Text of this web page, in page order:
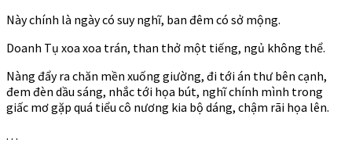
Này chính là ngày có suy nghĩ, ban đêm có sở mộng.
Doanh Tụ xoa xoa trán, than thở một tiếng, ngủ không thể.
Nàng đẩy ra chăn mền xuống giường, đi tới án thư bên cạnh,
đem đèn dầu sáng, nhắc tới họa bút, nghĩ chính mình trong
giấc mơ gặp quá tiểu cô nương kia bộ dáng, chậm rãi họa lên.
. . .